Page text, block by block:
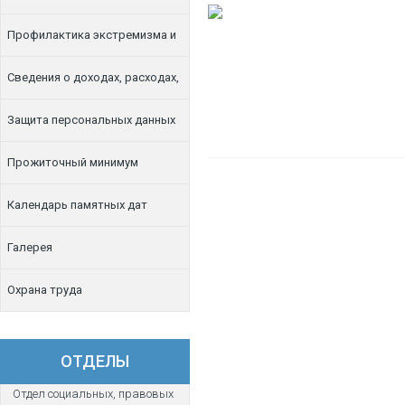
занятости
Профилактика экстремизма и
терроризма
Сведения о доходах, расходах,
об имуществе и обязательствах
имущественного характера
Защита персональных данных
Прожиточный минимум
Календарь памятных дат
Галерея
Охрана труда
ОТДЕЛЫ
Отдел социальных, правовых